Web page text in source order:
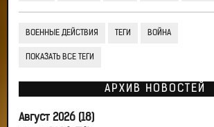
ВОЕННЫЕ ДЕЙСТВИЯ ТЕГИ ВОЙНА
ПОКАЗАТЬ ВСЕ ТЕГИ
АРХИВ НОВОСТЕЙ
Август 2026 (18)